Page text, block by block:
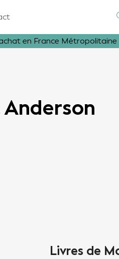
en France Métropolitaine
Livres de